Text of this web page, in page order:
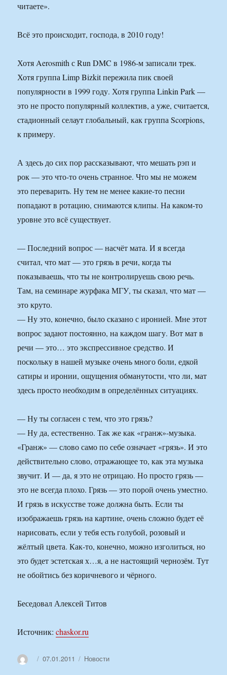
читаете».
Всё это происходит, господа, в 2010 году!
Хотя Aerosmith с Run DMC в 1986-м записали трек.
Хотя группа Limp Bizkit пережила пик своей
популярности в 1999 году. Хотя группа Linkin Park —
это не просто популярный коллектив, а уже, считается,
стадионный селаут глобальный, как группа Scorpions,
к примеру.
А здесь до сих пор рассказывают, что мешать рэп и
рок — это что-то очень странное. Что мы не можем
это переварить. Ну тем не менее какие-то песни
попадают в ротацию, снимаются клипы. На каком-то
уровне это всё существует.
— Последний вопрос — насчёт мата. И я всегда
считал, что мат — это грязь в речи, когда ты
показываешь, что ты не контролируешь свою речь.
Там, на семинаре журфака МГУ, ты сказал, что мат —
это круто.
— Ну это, конечно, было сказано с иронией. Мне этот
вопрос задают постоянно, на каждом шагу. Вот мат в
речи — это… это экспрессивное средство. И
поскольку в нашей музыке очень много боли, едкой
сатиры и иронии, ощущения обманутости, что ли, мат
здесь просто необходим в определённых ситуациях.
— Ну ты согласен с тем, что это грязь?
— Ну да, естественно. Так же как «гранж»-музыка.
«Гранж» — слово само по себе означает «грязь». И это
действительно слово, отражающее то, как эта музыка
звучит. И — да, я это не отрицаю. Но просто грязь —
это не всегда плохо. Грязь — это порой очень уместно.
И грязь в искусстве тоже должна быть. Если ты
изображаешь грязь на картине, очень сложно будет её
нарисовать, если у тебя есть голубой, розовый и
жёлтый цвета. Как-то, конечно, можно изголиться, но
это будет эстетская х…я, а не настоящий чернозём. Тут
не обойтись без коричневого и чёрного.
Беседовал Алексей Титов
Источник:chaskor.ru
АвторОпубликовано
07.01.2011 Рубрики
Новости